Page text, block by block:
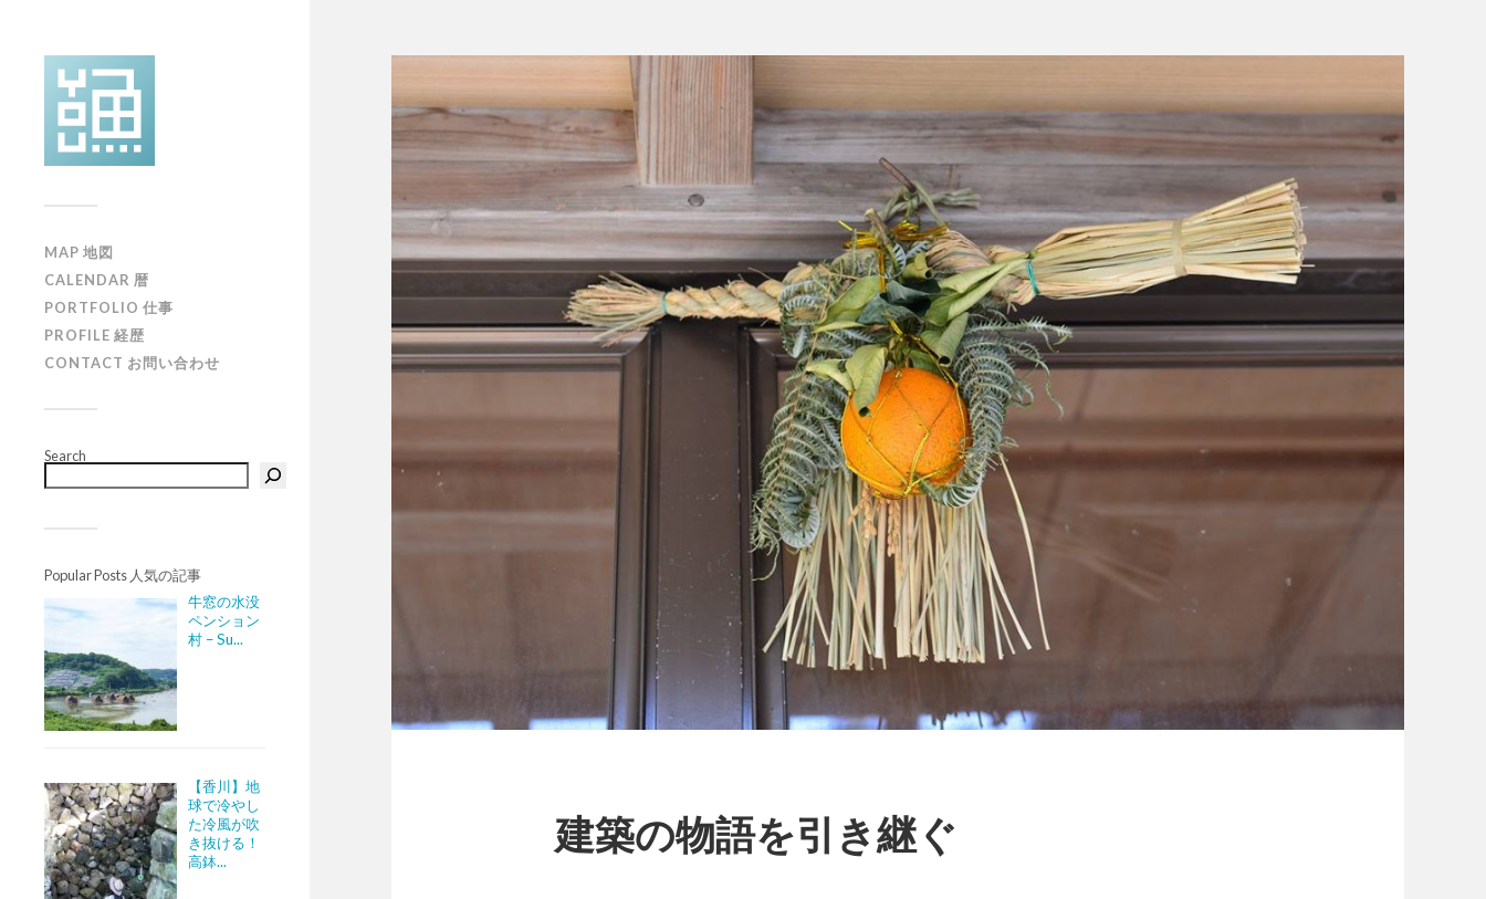
MAP 地図
CALENDAR 暦
PORTFOLIO 仕事
PROFILE 経歴
CONTACT お問い合わせ
Search
Popular Posts 人気の記事
牛窓の水没
ペンション
村 – Su...
【香川】地
球で冷やし
た冷風が吹
き抜ける！
高鉢...
建築の物語を引き継ぐ